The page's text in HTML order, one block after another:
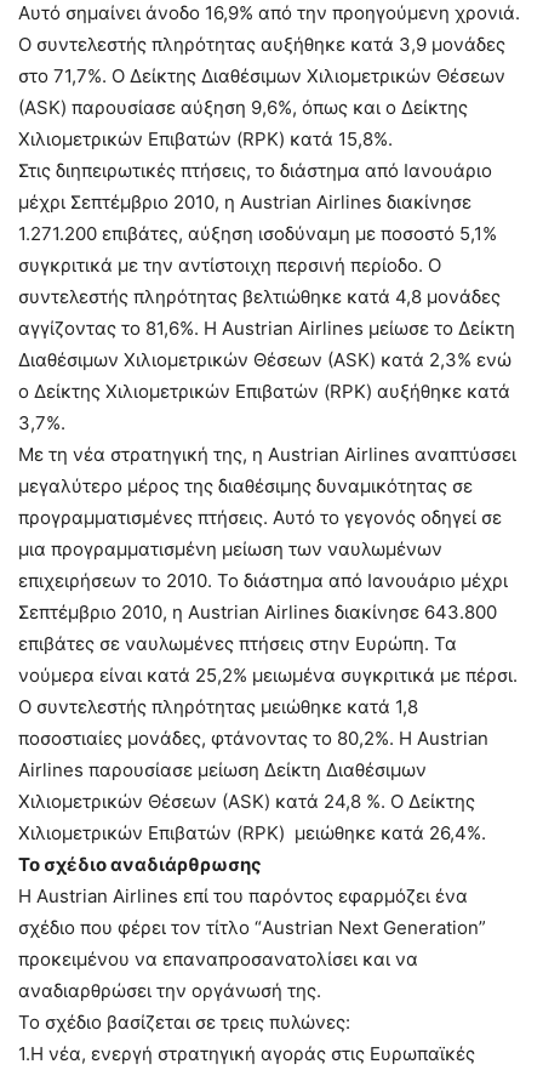
Αυτό σημαίνει άνοδο 16,9% από την προηγούμενη χρονιά.
Ο συντελεστής πληρότητας αυξήθηκε κατά 3,9 μονάδες
στο 71,7%. Ο Δείκτης Διαθέσιμων Χιλιομετρικών Θέσεων
(ΑSK) παρουσίασε αύξηση 9,6%, όπως και ο Δείκτης
Χιλιομετρικών Επιβατών (RPK) κατά 15,8%.
Στις διηπειρωτικές πτήσεις, το διάστημα από Ιανουάριο
μέχρι Σεπτέμβριο 2010, η Austrian Airlines διακίνησε
1.271.200 επιβάτες, αύξηση ισοδύναμη με ποσοστό 5,1%
συγκριτικά με την αντίστοιχη περσινή περίοδο. Ο
συντελεστής πληρότητας βελτιώθηκε κατά 4,8 μονάδες
αγγίζοντας το 81,6%. Η Austrian Airlines μείωσε το Δείκτη
Διαθέσιμων Χιλιομετρικών Θέσεων (ΑSK) κατά 2,3% ενώ
ο Δείκτης Χιλιομετρικών Επιβατών (RPK) αυξήθηκε κατά
3,7%.
Με τη νέα στρατηγική της, η Austrian Airlines αναπτύσσει
μεγαλύτερο μέρος της διαθέσιμης δυναμικότητας σε
προγραμματισμένες πτήσεις. Αυτό το γεγονός οδηγεί σε
μια προγραμματισμένη μείωση των ναυλωμένων
επιχειρήσεων το 2010. Το διάστημα από Ιανουάριο μέχρι
Σεπτέμβριο 2010, η Austrian Airlines διακίνησε 643.800
επιβάτες σε ναυλωμένες πτήσεις στην Ευρώπη. Τα
νούμερα είναι κατά 25,2% μειωμένα συγκριτικά με πέρσι.
Ο συντελεστής πληρότητας μειώθηκε κατά 1,8
ποσοστιαίες μονάδες, φτάνοντας το 80,2%. Η Austrian
Airlines παρουσίασε μείωση Δείκτη Διαθέσιμων
Χιλιομετρικών Θέσεων (ΑSK) κατά 24,8 %. Ο Δείκτης
Χιλιομετρικών Επιβατών (RPK) μειώθηκε κατά 26,4%.
Το σχέδιο αναδιάρθρωσης
Η Austrian Airlines επί του παρόντος εφαρμόζει ένα
σχέδιο που φέρει τον τίτλο “Austrian Next Generation”
προκειμένου να επαναπροσανατολίσει και να
αναδιαρθρώσει την οργάνωσή της.
Το σχέδιο βασίζεται σε τρεις πυλώνες:
1.Η νέα, ενεργή στρατηγική αγοράς στις Ευρωπαϊκές